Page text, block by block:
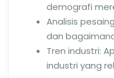
demografi
Analisis
dan
Tren industri:
industri yang